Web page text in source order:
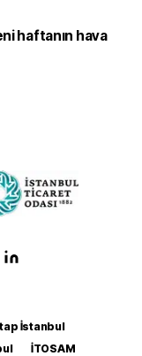
haftanın hava
İstanbul
İTOSAM